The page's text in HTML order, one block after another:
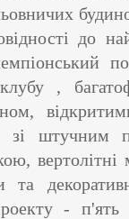
до
,
штучним
та
- п'ять